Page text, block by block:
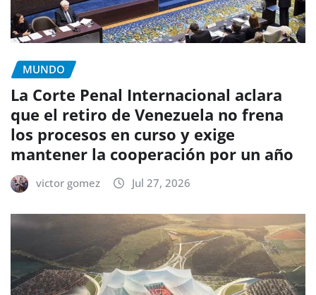
MUNDO
La Corte Penal Internacional aclara
que el retiro de Venezuela no frena
los procesos en curso y exige
mantener la cooperación por un año
victor gomez Jul 27, 2026